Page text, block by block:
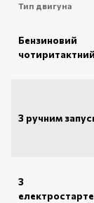
Тип двигуна
Бензиновий
чотиритактний
З ручним
З